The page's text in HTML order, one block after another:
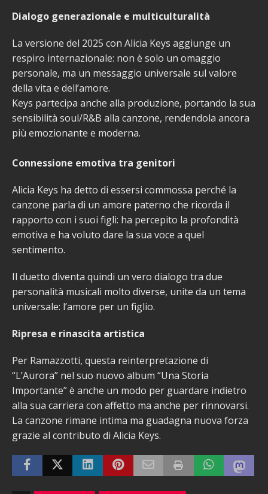
Dialogo generazionale e multiculturalità
La versione del 2025 con Alicia Keys aggiunge un
respiro internazionale: non è solo un omaggio
personale, ma un messaggio universale sul valore
della vita e dell’amore.
Keys partecipa anche alla produzione, portando la sua
sensibilità soul/R&B alla canzone, rendendola ancora
più emozionante e moderna.
Connessione emotiva tra genitori
Alicia Keys ha detto di essersi commossa perché la
canzone parla di un amore paterno che ricorda il
rapporto con i suoi figli: ha percepito la profondità
emotiva e ha voluto dare la sua voce a quel
sentimento.
Il duetto diventa quindi un vero dialogo tra due
personalità musicali molto diverse, unite da un tema
universale: l’amore per un figlio.
Ripresa e rinascita artistica
Per Ramazzotti, questa reinterpretazione di
“L’Aurora” nel suo nuovo album “Una Storia
Importante” è anche un modo per guardare indietro
alla sua carriera con affetto ma anche per rinnovarsi.
La canzone rimane intima ma guadagna nuova forza
grazie al contributo di Alicia Keys.